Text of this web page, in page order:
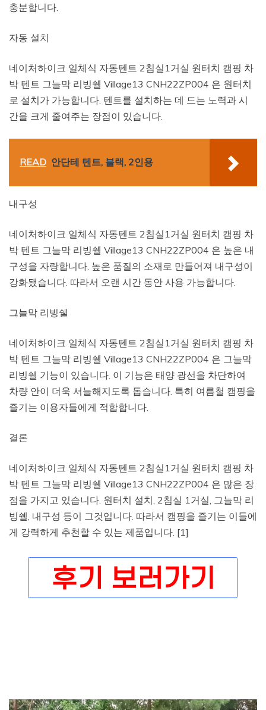
충분합니다.
자동 설치
네이처하이크 일체식 자동텐트 2침실1거실 원터치 캠핑 차
박 텐트 그늘막 리빙쉘 Village13 CNH22ZP004 은 원터치
로 설치가 가능합니다. 텐트를 설치하는 데 드는 노력과 시
간을 크게 줄여주는 장점이 있습니다.
READ 안단테 텐트, 블랙, 2인용
내구성
네이처하이크 일체식 자동텐트 2침실1거실 원터치 캠핑 차
박 텐트 그늘막 리빙쉘 Village13 CNH22ZP004 은 높은 내
구성을 자랑합니다. 높은 품질의 소재로 만들어져 내구성이
강화됐습니다. 따라서 오랜 시간 동안 사용 가능합니다.
그늘막 리빙쉘
네이처하이크 일체식 자동텐트 2침실1거실 원터치 캠핑 차
박 텐트 그늘막 리빙쉘 Village13 CNH22ZP004 은 그늘막
리빙쉘 기능이 있습니다. 이 기능은 태양 광선을 차단하여
차량 안이 더욱 서늘해지도록 돕습니다. 특히 여름철 캠핑을
즐기는 이용자들에게 적합합니다.
결론
네이처하이크 일체식 자동텐트 2침실1거실 원터치 캠핑 차
박 텐트 그늘막 리빙쉘 Village13 CNH22ZP004 은 많은 장
점을 가지고 있습니다. 원터치 설치, 2침실 1거실, 그늘막 리
빙쉘, 내구성 등이 그것입니다. 따라서 캠핑을 즐기는 이들에
게 강력하게 추천할 수 있는 제품입니다. [1]